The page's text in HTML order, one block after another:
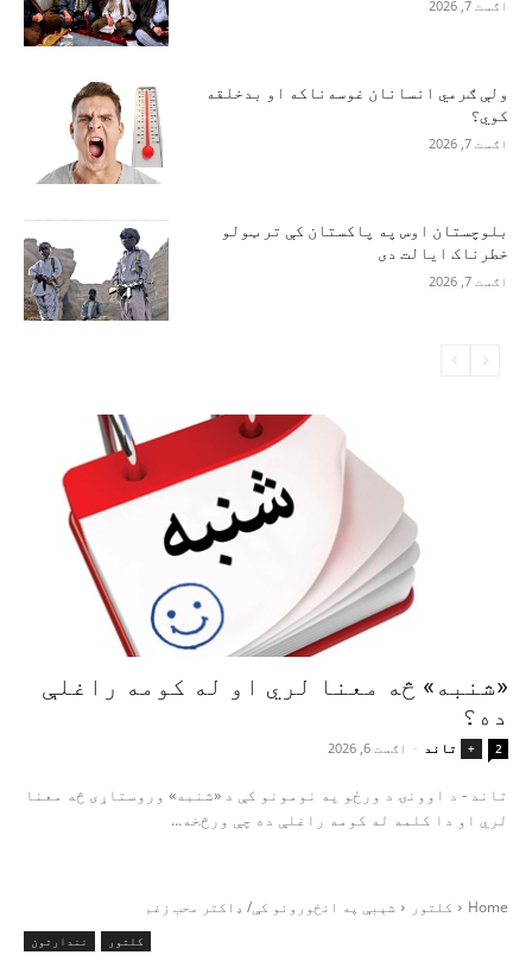
اګست 7, 2026
ولې ګرمي انسانان غوسه‌ناکه او بدخلقه
کوي؟
اګست 7, 2026
بلوچستان اوس په پاکستان کې تر ټولو
خطرناک ایالت دی
اګست 7, 2026
«شنبه» څه معنا لري او له کومه راغلې
ده؟
+ تاند - اګست 6, 2026 2
تاند - د اوونۍ د ورځو په نومونو کې د «شنبه» وروستاړی څه معنا
لري او دا کلمه له کومه راغلې ده چې ورڅخه...